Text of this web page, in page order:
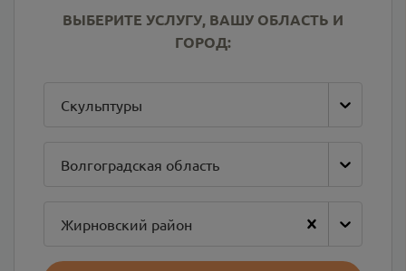
ВЫБЕРИТЕ УСЛУГУ, ВАШУ ОБЛАСТЬ И
ГОРОД:
Скульптуры
Волгоградская область
Жирновский район